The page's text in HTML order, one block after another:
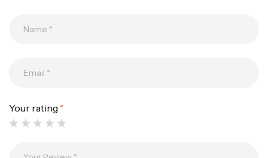
Your rating *
1.83m 120/250gr 30kg